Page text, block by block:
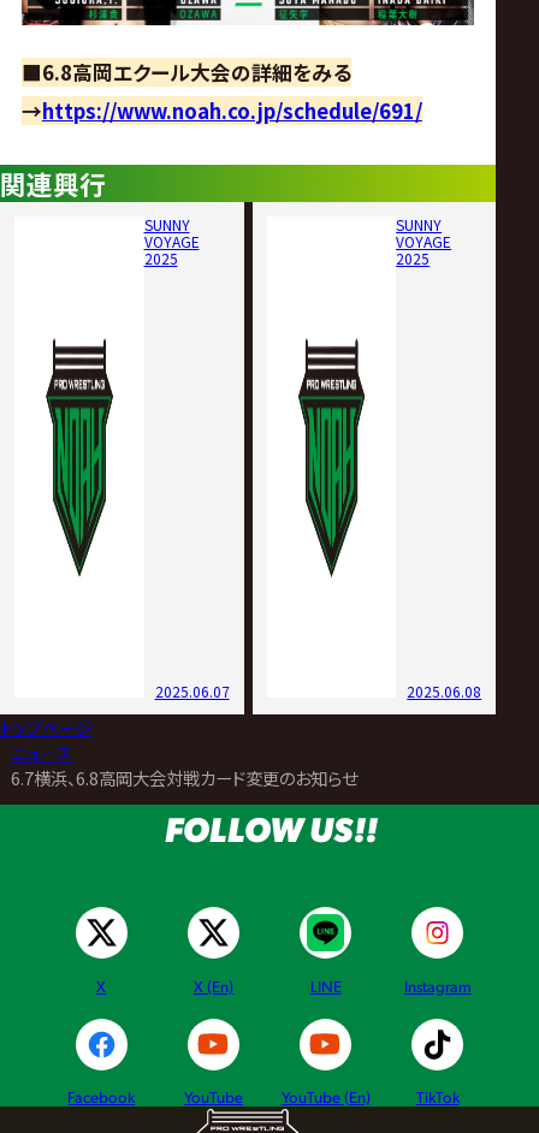
■6.8高岡エクール大会の詳細をみる
→https://www.noah.co.jp/schedule/691/
関連興行
SUNNY
VOYAGE
2025
2025.06.07
SUNNY
VOYAGE
2025
2025.06.08
トップページ
ニュース
6.7横浜、6.8高岡大会対戦カード変更のお知らせ
FOLLOW US!!
X X (En) LINE Instagram
Facebook YouTube YouTube (En) TikTok